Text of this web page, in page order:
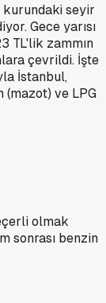
seyir
Gece yarısı
TL'lik zammın
çevrildi. İşte
İstanbul,
(mazot) ve LPG
olmak
sonrası benzin